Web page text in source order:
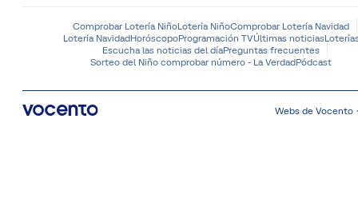
Comprobar Lotería NiñoLotería NiñoComprobar Lotería Navidad
Lotería NavidadHoróscopoProgramación TVÚltimas noticias
Escucha las noticias del díaPreguntas frecuentes
Sorteo del Niño comprobar número - La VerdadPódcast
Webs de Vocento